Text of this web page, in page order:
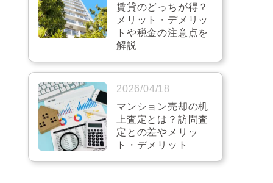
賃貸のどっちが得？
メリット・デメリッ
トや税金の注意点を
解説
2026/04/18
マンション売却の机
上査定とは？訪問査
定との差やメリッ
ト・デメリット